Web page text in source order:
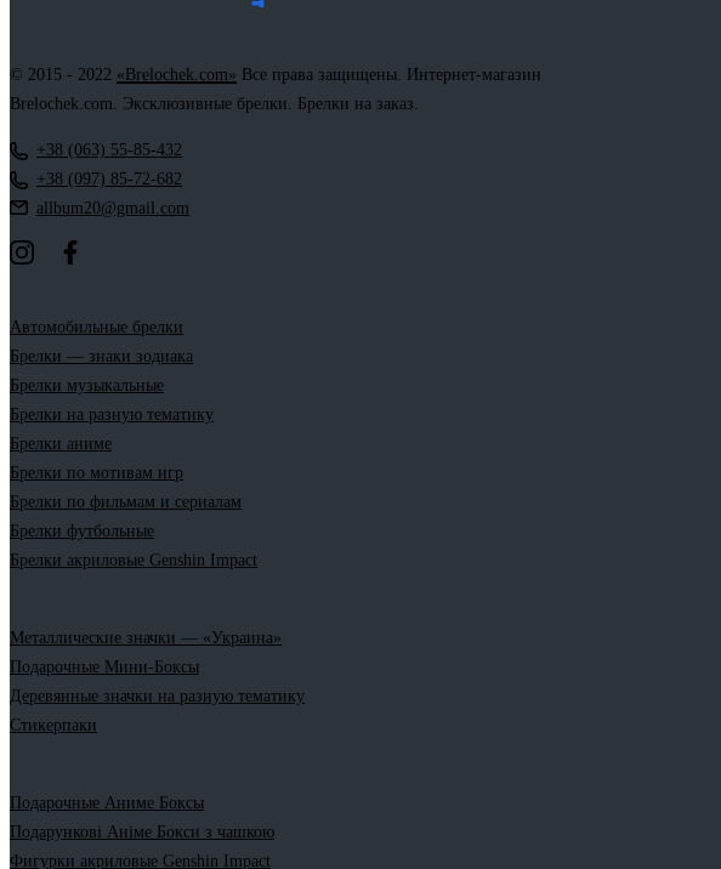
© 2015 - 2022 «Brelochek.com» Все права защищены. Интернет-магазин
Brelochek.com. Эксклюзивные брелки. Брелки на заказ.
+38 (063) 55-85-432
+38 (097) 85-72-682
allbum20@gmail.com
Автомобильные брелки
Брелки — знаки зодиака
Брелки музыкальные
Брелки на разную тематику
Брелки аниме
Брелки по мотивам игр
Брелки по фильмам и сериалам
Брелки футбольные
Брелки акриловые Genshin Impact
Металлические значки — «Украина»
Подарочные Мини-Боксы
Деревянные значки на разную тематику
Стикерпаки
Подарочные Аниме Боксы
Подарункові Аніме Бокси з чашкою
Фигурки акриловые Genshin Impact